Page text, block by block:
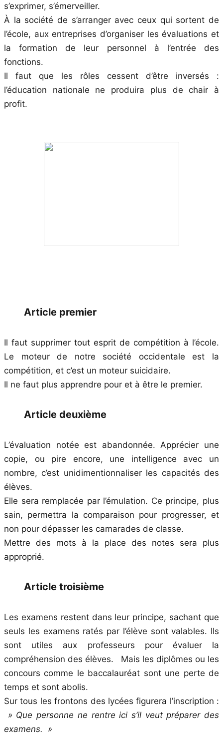
s’exprimer, s’émerveiller.
À la société de s’arranger avec ceux qui sortent de
l’école, aux entreprises d’organiser les évaluations et
la formation de leur personnel à l’entrée des
fonctions.
Il faut que les rôles cessent d’être inversés :
l’éducation nationale ne produira plus de chair à
profit.
Article premier
Il faut supprimer tout esprit de compétition à l’école.
Le moteur de notre société occidentale est la
compétition, et c’est un moteur suicidaire.
Il ne faut plus apprendre pour et à être le premier.
Article deuxième
L’évaluation notée est abandonnée. Apprécier une
copie, ou pire encore, une intelligence avec un
nombre, c’est unidimentionnaliser les capacités des
élèves.
Elle sera remplacée par l’émulation. Ce principe, plus
sain, permettra la comparaison pour progresser, et
non pour dépasser les camarades de classe.
Mettre des mots à la place des notes sera plus
approprié.
Article troisième
Les examens restent dans leur principe, sachant que
seuls les examens ratés par l’élève sont valables. Ils
sont utiles aux professeurs pour évaluer la
compréhension des élèves. Mais les diplômes ou les
concours comme le baccalauréat sont une perte de
temps et sont abolis.
Sur tous les frontons des lycées figurera l’inscription :
» Que personne ne rentre ici s’il veut préparer des
examens. »